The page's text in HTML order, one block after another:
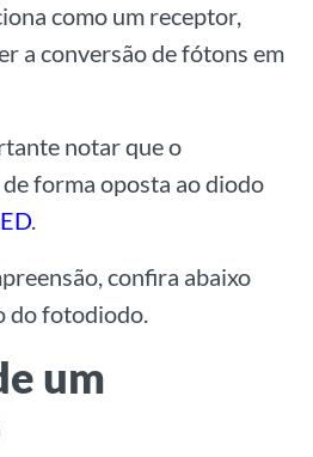
como um receptor,
a conversão de fótons em
notar que o
forma oposta ao diodo
.
confira abaixo
do fotodiodo.
um